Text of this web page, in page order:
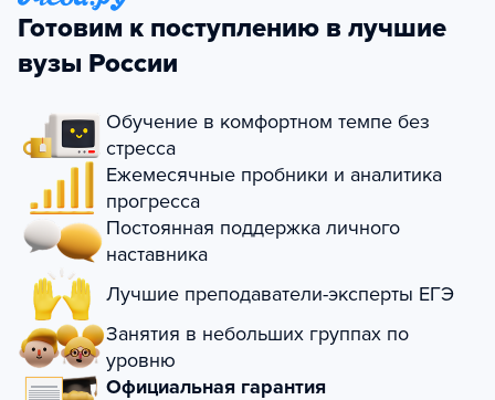
Готовим к поступлению в лучшие
вузы России
Обучение в комфортном темпе без
стресса
Ежемесячные пробники и аналитика
прогресса
Постоянная поддержка личного
наставника
Лучшие преподаватели-эксперты ЕГЭ
Занятия в небольших группах по
уровню
Официальная гарантия